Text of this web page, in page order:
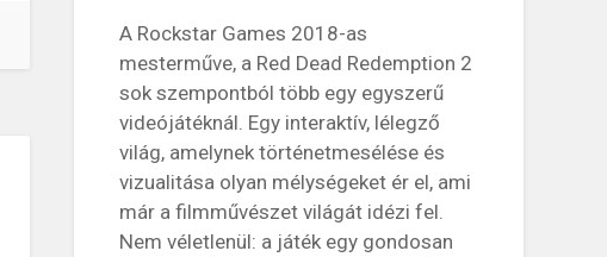
A Rockstar Games 2018-as
mesterműve, a Red Dead Redemption 2
sok szempontból több egy egyszerű
videójátéknál. Egy interaktív, lélegző
világ, amelynek történetmesélése és
vizualitása olyan mélységeket ér el, ami
már a filmművészet világát idézi fel.
Nem véletlenül: a játék egy gondosan